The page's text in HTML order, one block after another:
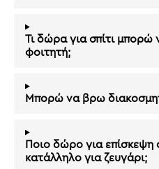
Τι δώρα για σπίτι
φοιτητή;
Μπορώ να βρω
Ποιο δώρο για επίσκεψη
κατάλληλο για ζευγάρι;